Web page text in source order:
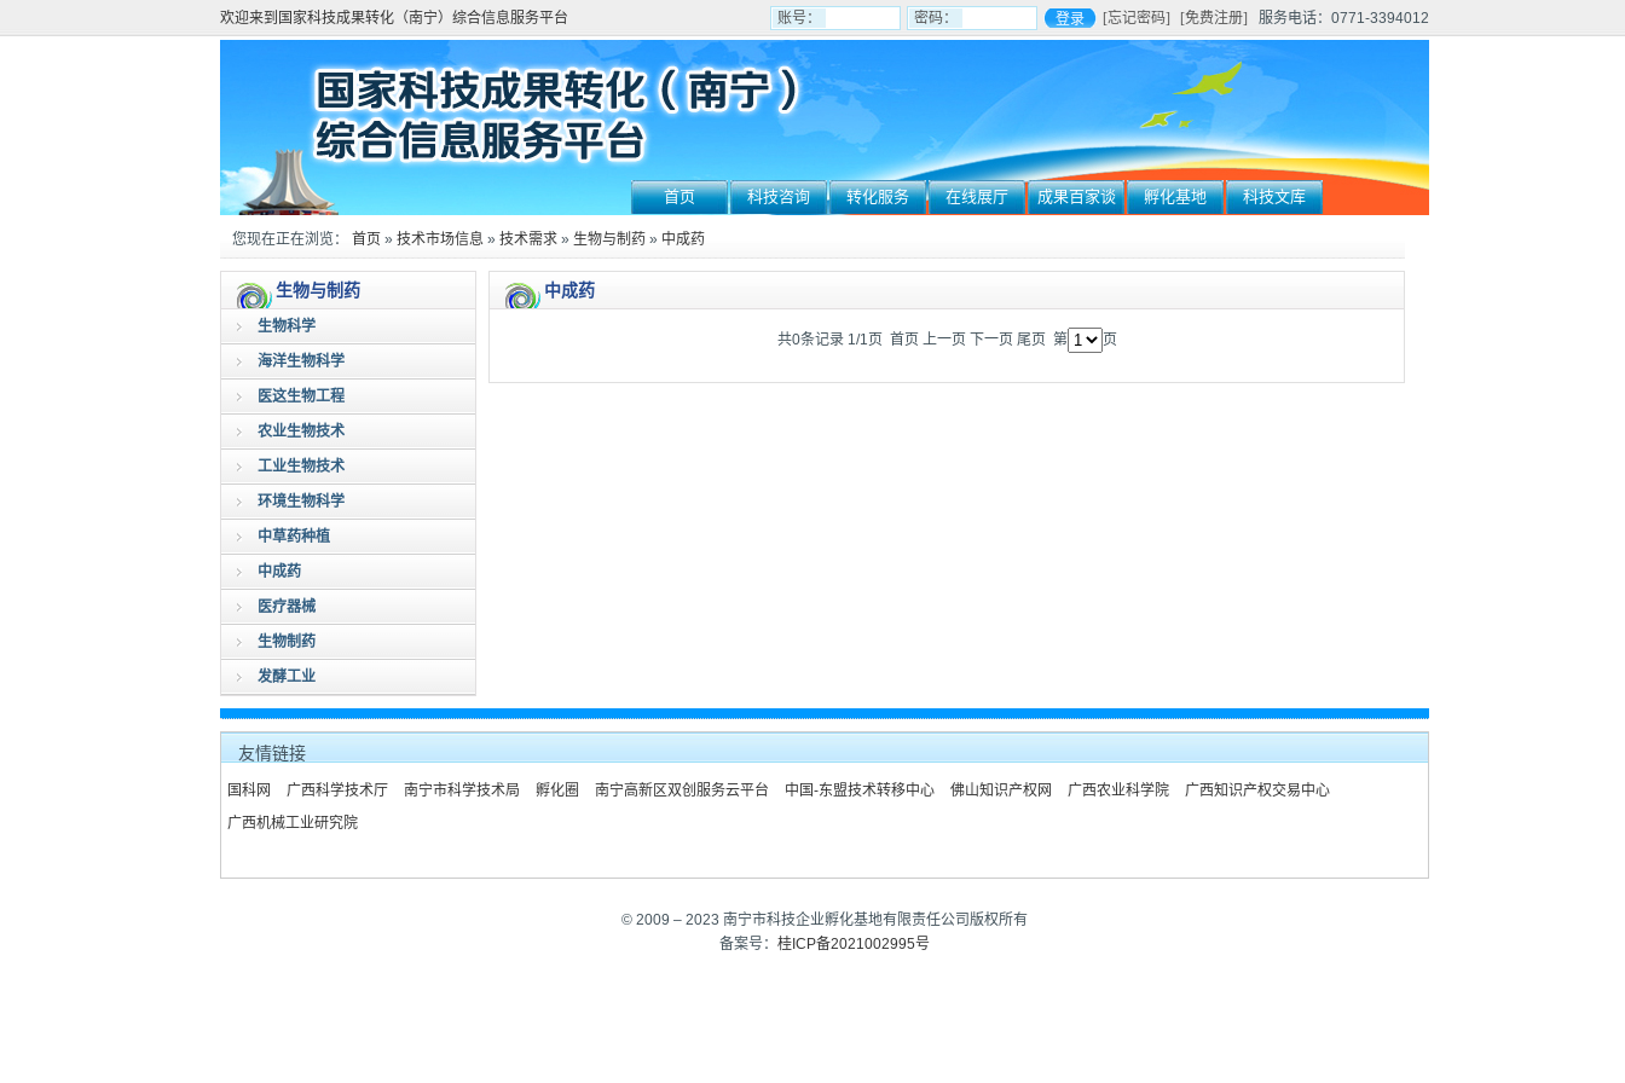
欢迎来到国家科技成果转化（南宁）综合信息服务平台 账号： 密码： [忘记密码] [免费注册] 服务电话：0771-3394012
首页 科技咨询 转化服务 在线展厅 成果百家谈 孵化基地 科技文库
您现在正在浏览： 首页 » 技术市场信息 » 技术需求 » 生物与制药 » 中成药
生物与制药
生物科学
海洋生物科学
医这生物工程
农业生物技术
工业生物技术
环境生物科学
中草药种植
中成药
医疗器械
生物制药
发酵工业
中成药
共0条记录 1/1页 首页 上一页 下一页 尾页 第 页
友情链接
国科网 广西科学技术厅 南宁市科学技术局 孵化圈 南宁高新区双创服务云平台 中国-东盟技术转移中心 佛山知识产权网 广西农业科学院
广西知识产权交易中心
广西机械工业研究院
© 2009 – 2023 南宁市科技企业孵化基地有限责任公司版权所有
备案号： 桂ICP备2021002995号